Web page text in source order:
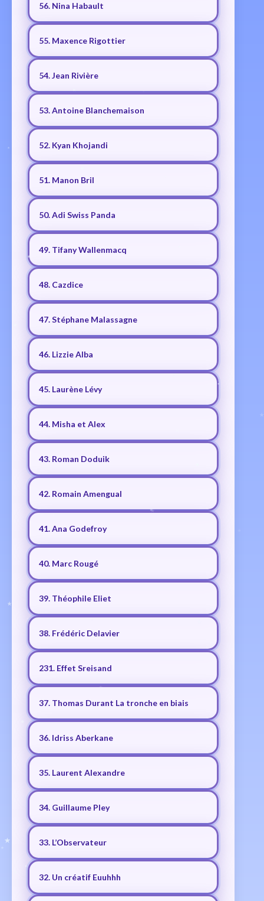
56. Nina Habault
55. Maxence Rigottier
54. Jean Rivière
53. Antoine Blanchemaison
52. Kyan Khojandi
51. Manon Bril
50. Adi Swiss Panda
49. Tifany Wallenmacq
48. Cazdice
47. Stéphane Malassagne
46. Lizzie Alba
45. Laurène Lévy
44. Misha et Alex
43. Roman Doduik
42. Romain Amengual
41. Ana Godefroy
40. Marc Rougé
39. Théophile Eliet
38. Frédéric Delavier
231. Effet Sreisand
37. Thomas Durant La tronche en biais
36. Idriss Aberkane
35. Laurent Alexandre
34. Guillaume Pley
33. L’Observateur
32. Un créatif Euuhhh